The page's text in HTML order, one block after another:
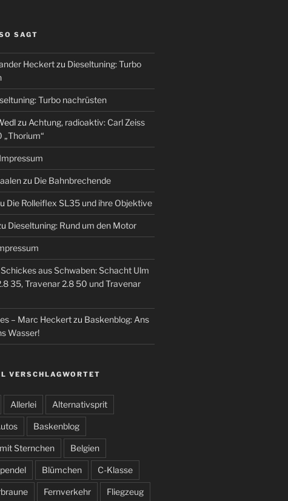
SAGT
Heckertzu Dieseltuning: Turbo
Turbo nachrüsten
zu Achtung, radioaktiv: Carl Zeiss
„Thorium“
Impressum
zu Die Bahnbrechende
Die Rolleiflex SL35 und ihre Objektive
Dieseltuning: Rund um den Motor
Schickes aus Schwaben: Schacht Ulm
35, Travenar 2.8 50 und Travenar
– Marc Heckertzu Baskenblog: Ans
Wasser!
VERSCHLAGWORTET
Allerlei Alternativsprit
Baskenblog
Sternchen Belgien
Blümchen C-Klasse
Fernverkehr Fliegzeug